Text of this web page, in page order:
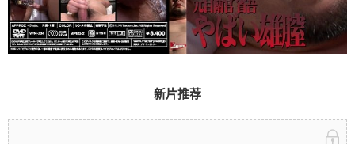
新片推荐
人支付 登录立刻注册 0 收藏